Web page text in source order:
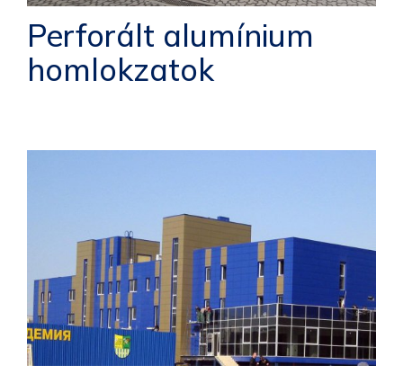
Perforált alumínium
homlokzatok